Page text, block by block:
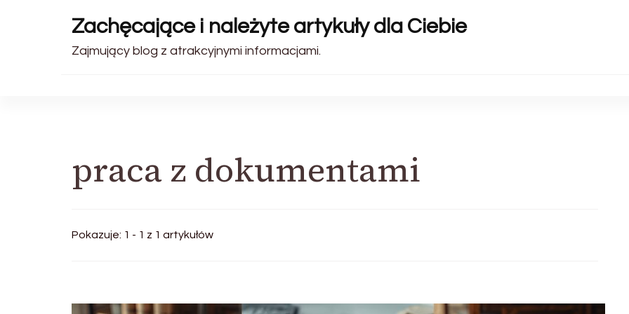
Zachęcające i należyte artykuły dla Ciebie
Zajmujący blog z atrakcyjnymi informacjami.
praca z dokumentami
Pokazuje: 1 - 1 z 1 artykułów